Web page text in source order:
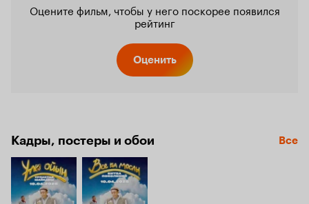
Оцените фильм, чтобы у него поскорее появился
рейтинг
Оценить
Кадры, постеры и обои Все